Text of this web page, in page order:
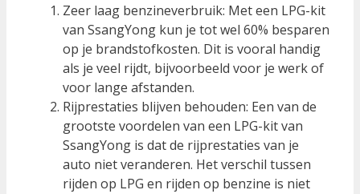
Zeer laag benzineverbruik: Met een LPG-kit
van SsangYong kun je tot wel 60% besparen
op je brandstofkosten. Dit is vooral handig
als je veel rijdt, bijvoorbeeld voor je werk of
voor lange afstanden.
Rijprestaties blijven behouden: Een van de
grootste voordelen van een LPG-kit van
SsangYong is dat de rijprestaties van je
auto niet veranderen. Het verschil tussen
rijden op LPG en rijden op benzine is niet